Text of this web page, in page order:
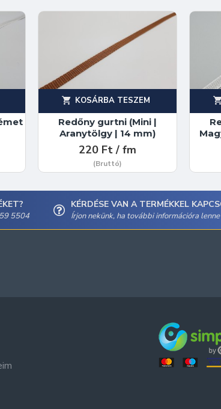
Redőny gurtni (Mini |
Aranytölgy | 14 mm)
220 Ft / fm
(Bruttó)
KOSÁRBA TESZEM
5504
KÉRDÉSE VAN A TERMÉKKEL
Írjon nekünk, ha további információra